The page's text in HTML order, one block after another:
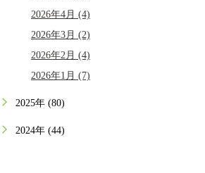
2026年4月 (4)
2026年3月 (2)
2026年2月 (4)
2026年1月 (7)
2025年 (80)
2024年 (44)